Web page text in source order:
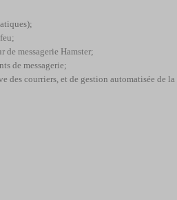
messagerie Hamster;
de messagerie;
des courriers, et de gestion automatisée de